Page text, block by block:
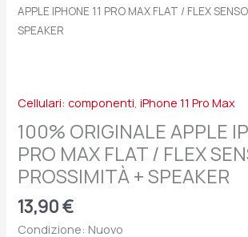
APPLE IPHONE 11 PRO MAX FLAT / FLEX
SPEAKER
Cellulari: componenti,iPhone 11 Pro Max
100% ORIGINALE APPLE
PRO MAX FLAT / FLEX
PROSSIMITÀ + SPEAKER
13,90€
Condizione: Nuovo